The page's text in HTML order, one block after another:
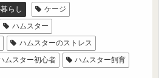
らし
ケージ
ハムスター
ハムスターのストレス
ムスター初心者
ハムスター飼育